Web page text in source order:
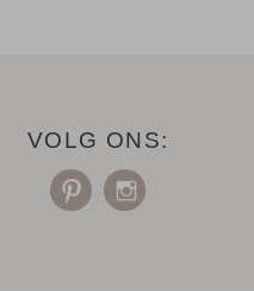
VOLG ONS: